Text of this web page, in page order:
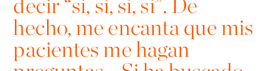
decir “sí, sí, sí, sí”. De
hecho, me encanta que mis
pacientes me hagan